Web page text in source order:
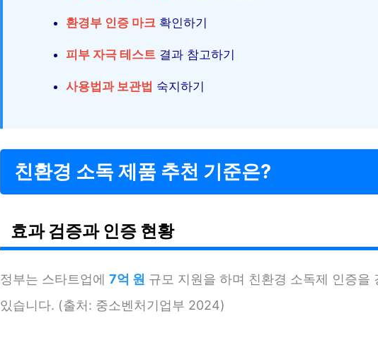
환경부 인증 마크 확인하기
피부 자극 테스트 결과 참고하기
사용법과 보관법 숙지하기
친환경 소독 제품 추천 기준은?
효과 검증과 인증 현황
정부는 스타트업에 7억 원 규모 지원을 하며 친환경 소독제 인증을
있습니다. (출처: 중소벤처기업부 2024)